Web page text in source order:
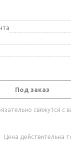
Под заказ
свяжутся с
Цена действительна